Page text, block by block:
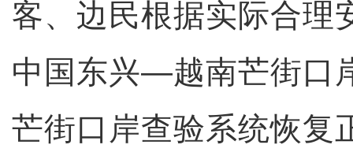
客、边民根据实际合理
中国东兴—越南芒街口
芒街口岸查验系统恢复